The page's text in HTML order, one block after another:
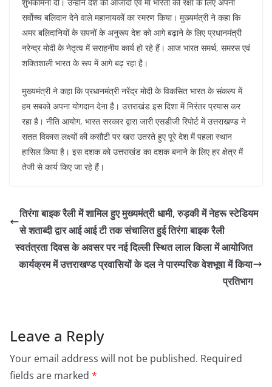
सर्वोच्च बलिदान देने वाले महानायकों का स्मरण किया। मुख्यमंत्री ने कहा कि
अमर बलिदानियों के सपनों के अनुरूप देश को आगे बढ़ाने के लिए प्रधानमंत्री
नरेन्द्र मोदी के नेतृत्व में सराहनीय कार्य हो रहे हैं। आज भारत समर्थ, समरस एवं
शक्तिशाली भारत के रूप में आगे बढ़ रहा है।
मुख्यमंत्री ने कहा कि प्रधानमंत्री नरेंद्र मोदी के विकसित भारत के संकल्प में
हम सबको अपना योगदान देना है। उत्तराखंड इस दिशा में निरंतर प्रयास कर
रहा है। नीति आयोग, भारत सरकार द्वारा जारी एसडीजी रिपोर्ट में उत्तराखण्ड ने
सतत विकास लक्ष्यों की कसौटी पर खरा उतरते हुए पूरे देश में पहला स्थान
हासिल किया है। इस दशक को उत्तराखंड का दशक बनाने के लिए हर क्षेत्र में
तेजी से कार्य किए जा रहे हैं।
तिरंगा बाइक रैली में शामिल हुए मुख्यमंत्री धामी, रुड़की में नेहरू स्टेडियम
से शताब्दी द्वार आई आई टी तक संचालित हुई तिरंगा बाइक रैली
स्वतंत्रता दिवस के अवसर पर नई दिल्ली स्थित लाल किला में आयोजित
कार्यक्रम में उत्तराखण्ड प्रवासियों के दल ने पारम्परिक वेशभूषा में किया
प्रतिभाग
Leave a Reply
Your email address will not be published. Required
fields are marked *